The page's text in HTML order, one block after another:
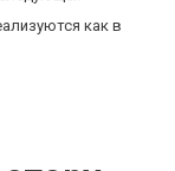
как в